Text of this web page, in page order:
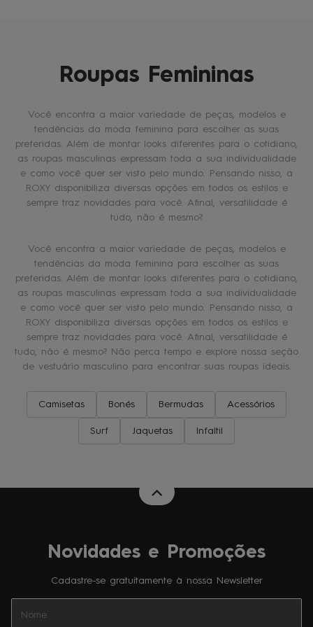
Roupas Femininas
Você encontra a maior variedade de peças, modelos e
tendências da moda feminina para escolher as suas
preferidas. Além de montar looks diferentes para o cotidiano,
as roupas masculinas expressam toda a sua individualidade
e como você quer ser visto pelo mundo. Pensando nisso, a
ROXY disponibiliza diversas opções em todos os estilos e
sempre traz novidades para você. Afinal, versatilidade é
tudo, não é mesmo?
Você encontra a maior variedade de peças, modelos e
tendências da moda feminina para escolher as suas
preferidas. Além de montar looks diferentes para o cotidiano,
as roupas masculinas expressam toda a sua individualidade
e como você quer ser visto pelo mundo. Pensando nisso, a
ROXY disponibiliza diversas opções em todos os estilos e
sempre traz novidades para você. Afinal, versatilidade é
tudo, não é mesmo? Não perca tempo e explore nossa seção
de vestuário masculino para encontrar suas roupas ideais.
Camisetas Bonés Bermudas Acessórios
Surf Jaquetas Infaltil
Novidades e Promoções
Cadastre-se gratuitamente à nossa Newsletter